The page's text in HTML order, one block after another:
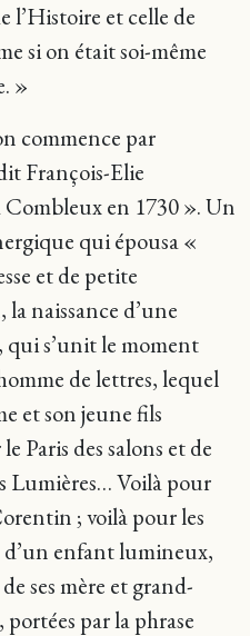
l’Histoire et celle de
si on était soi-même
»
commence par
François-Elie
en 1730 ». Un
qui épousa «
et de petite
naissance d’une
qui s’unit le moment
de lettres, lequel
et son jeune fils
Paris des salons et de
Lumières… Voilà pour
; voilà pour les
d’un enfant lumineux,
ses mère et grand-
par la phrase